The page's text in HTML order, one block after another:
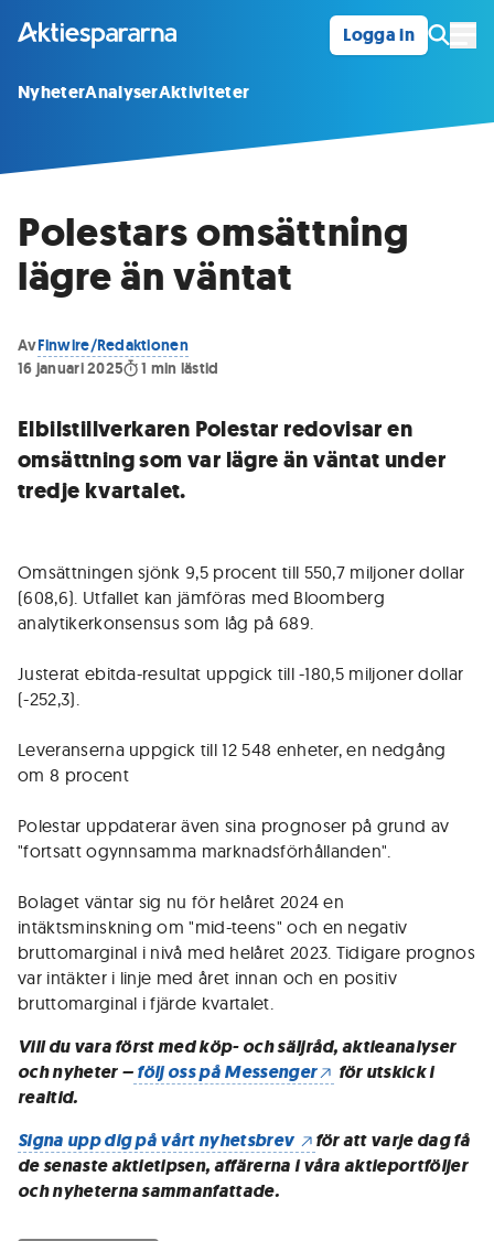
Logga in
NyheterAnalyserAktiviteter
Polestars omsättning
lägre än väntat
AvFinwire/Redaktionen
16 januari 2025
1 min lästid
Elbilstillverkaren Polestar redovisar en
omsättning som var lägre än väntat under
tredje kvartalet.
Omsättningen sjönk 9,5 procent till 550,7 miljoner dollar
(608,6). Utfallet kan jämföras med Bloomberg
analytikerkonsensus som låg på 689.
Justerat ebitda-resultat uppgick till -180,5 miljoner dollar
(-252,3).
Leveranserna uppgick till 12 548 enheter, en nedgång
om 8 procent
Polestar uppdaterar även sina prognoser på grund av
"fortsatt ogynnsamma marknadsförhållanden".
Bolaget väntar sig nu för helåret 2024 en
intäktsminskning om "mid-teens" och en negativ
bruttomarginal i nivå med helåret 2023. Tidigare prognos
var intäkter i linje med året innan och en positiv
bruttomarginal i fjärde kvartalet.
Vill du vara först med köp- och säljråd, aktieanalyser
och nyheter –följ oss på Messenger
för utskick i
realtid.
Signa upp dig på vårt nyhetsbrev
för att varje dag få
de senaste aktietipsen, affärerna i våra aktieportföljer
och nyheterna sammanfattade.